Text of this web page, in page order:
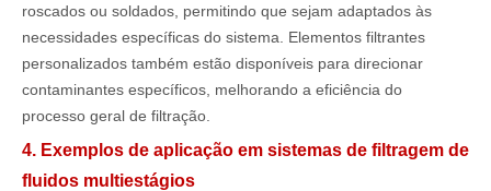
roscados ou soldados, permitindo que sejam adaptados às
necessidades específicas do sistema. Elementos filtrantes
personalizados também estão disponíveis para direcionar
contaminantes específicos, melhorando a eficiência do
processo geral de filtração.
4. Exemplos de aplicação em sistemas de filtragem de
fluidos multiestágios